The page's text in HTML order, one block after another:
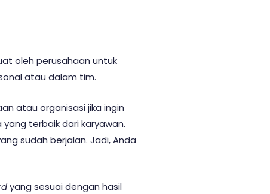
oleh perusahaan untuk
atau dalam tim.
atau organisasi jika ingin
terbaik dari karyawan.
sudah berjalan. Jadi, Anda
yang sesuai dengan hasil